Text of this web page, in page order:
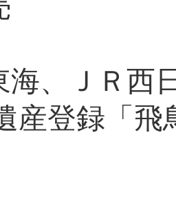
海、ＪＲ西
産登録「